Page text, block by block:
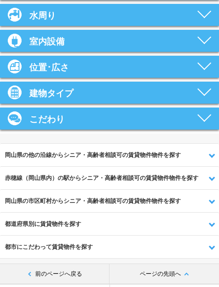
水周り
室内設備
位置･広さ
建物タイプ
こだわり
岡山県の他の沿線からシニア・高齢者相談可の賃貸物件物件を探す
赤穂線（岡山県内）の駅からシニア・高齢者相談可の賃貸物件物件を探す
岡山県の市区町村からシニア・高齢者相談可の賃貸物件物件を探す
都道府県別に賃貸物件を探す
都市にこだわって賃貸物件を探す
前のページへ戻る ページの先頭へ